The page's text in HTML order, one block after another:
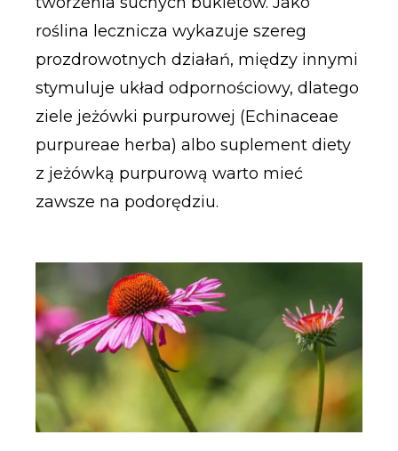
roślina lecznicza wykazuje szereg
prozdrowotnych działań, między innymi
stymuluje układ odpornościowy, dlatego
ziele jeżówki purpurowej (Echinaceae
purpureae herba) albo suplement diety
z jeżówką purpurową warto mieć
zawsze na podorędziu.